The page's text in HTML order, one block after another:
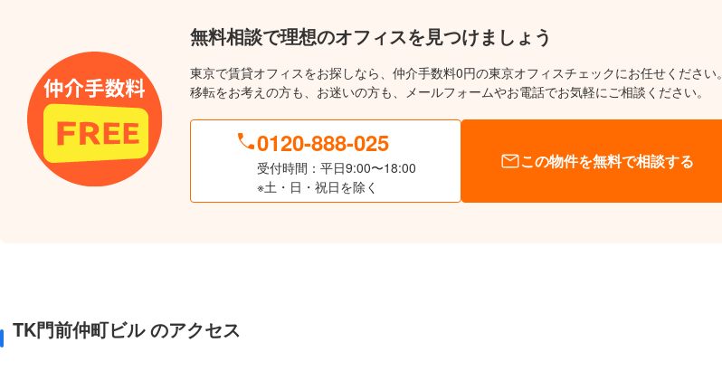
無料相談で理想のオフィスを見つけましょう
東京で賃貸オフィスをお探しなら、仲介手数料0円の東京オフィスチェックにお任せください。
移転をお考えの方も、お迷いの方も、メールフォームやお電話でお気軽にご相談ください。
0120-888-025
受付時間：平日9:00〜18:00
※土・日・祝日を除く
この物件を無料で相談する
TK門前仲町ビル のアクセス